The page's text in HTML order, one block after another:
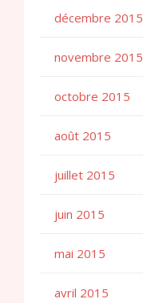
décembre 2015
novembre 2015
octobre 2015
août 2015
juillet 2015
juin 2015
mai 2015
avril 2015